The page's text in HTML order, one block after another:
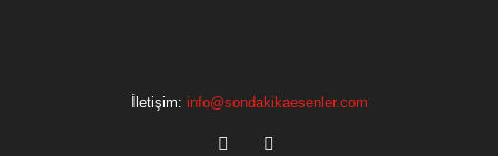
İletişim: info@sondakikaesenler.com